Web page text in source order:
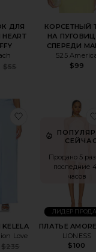
ДЛЯ
Sale price:
$55
КОРСЕТНЫЙ
НА
СПЕРЕДИ
525
$99
CALIOPE
Love
Sale price:
$235
Продано 5
последние
часов
ПЛАТЬЕ
LIONESS
$100
ЛИДЕР